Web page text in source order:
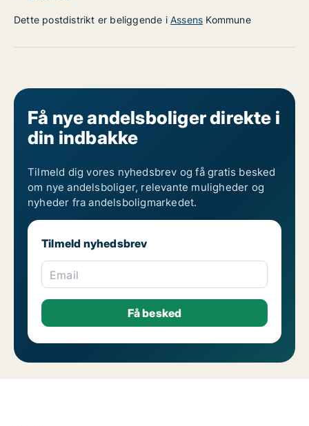
Dette postdistrikt er beliggende i Assens Kommune
Få nye andelsboliger direkte i
din indbakke
Tilmeld dig vores nyhedsbrev og få gratis besked
om nye andelsboliger, relevante muligheder og
nyheder fra andelsboligmarkedet.
Tilmeld nyhedsbrev
Email